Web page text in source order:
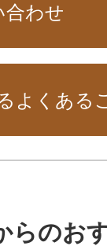
合わせ
よくある
らのお